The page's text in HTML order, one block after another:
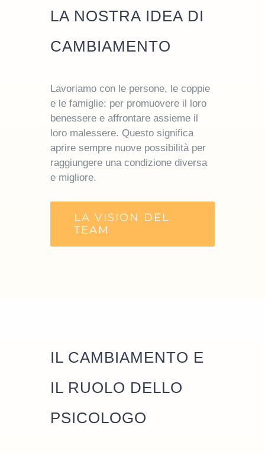
LA NOSTRA IDEA DI
CAMBIAMENTO
Lavoriamo con le persone, le coppie
e le famiglie: per promuovere il loro
benessere e affrontare assieme il
loro malessere. Questo significa
aprire sempre nuove possibilità per
raggiungere una condizione diversa
e migliore.
LA VISION DEL
TEAM
IL CAMBIAMENTO E
IL RUOLO DELLO
PSICOLOGO